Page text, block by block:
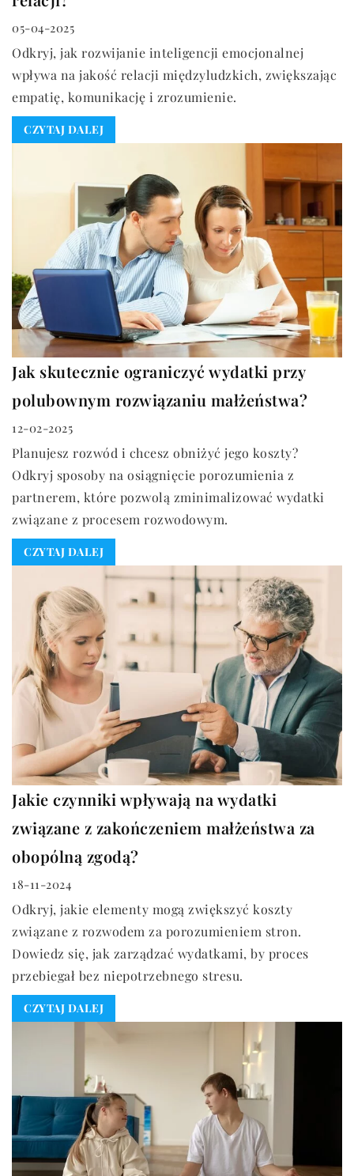
05-04-2025
Odkryj, jak rozwijanie inteligencji emocjonalnej
wpływa na jakość relacji międzyludzkich, zwiększając
empatię, komunikację i zrozumienie.
CZYTAJ DALEJ
Jak skutecznie ograniczyć wydatki przy
polubownym rozwiązaniu małżeństwa?
12-02-2025
Planujesz rozwód i chcesz obniżyć jego koszty?
Odkryj sposoby na osiągnięcie porozumienia z
partnerem, które pozwolą zminimalizować wydatki
związane z procesem rozwodowym.
CZYTAJ DALEJ
Jakie czynniki wpływają na wydatki
związane z zakończeniem małżeństwa za
obopólną zgodą?
18-11-2024
Odkryj, jakie elementy mogą zwiększyć koszty
związane z rozwodem za porozumieniem stron.
Dowiedz się, jak zarządzać wydatkami, by proces
przebiegał bez niepotrzebnego stresu.
CZYTAJ DALEJ